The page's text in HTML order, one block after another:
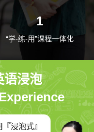
1
“学-练-用”课程一体化
语浸泡
浸泡式』